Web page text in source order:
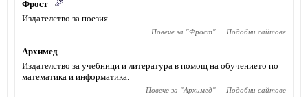
Фрост
Издателство за поезия.
Повече за "Фрост" Подобни сайтове
Архимед
Издателство за учебници и литература в помощ на обучението по
математика и информатика.
Повече за "Архимед" Подобни сайтове